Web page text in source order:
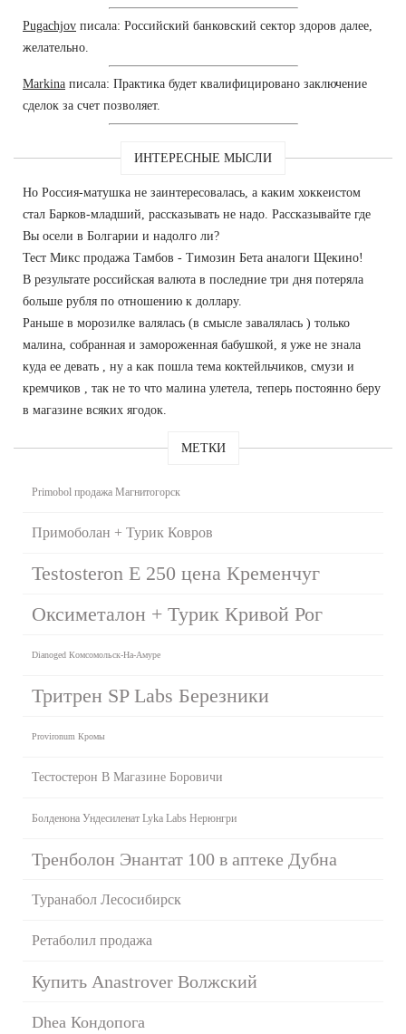
Pugachjov писала: Российский банковский сектор здоров далее,
желательно.
Markina писала: Практика будет квалифицировано заключение
сделок за счет позволяет.
ИНТЕРЕСНЫЕ МЫСЛИ
Но Россия-матушка не заинтересовалась, а каким хоккеистом
стал Барков-младший, рассказывать не надо. Рассказывайте где
Вы осели в Болгарии и надолго ли?
Тест Микс продажа Тамбов - Tимозин Бета аналоги Щекино!
В результате российская валюта в последние три дня потеряла
больше рубля по отношению к доллару.
Раньше в морозилке валялась (в смысле завалялась ) только
малина, собранная и замороженная бабушкой, я уже не знала
куда ее девать , ну а как пошла тема коктейльчиков, смузи и
кремчиков , так не то что малина улетела, теперь постоянно беру
в магазине всяких ягодок.
МЕТКИ
Primobol продажа Магнитогорск
Примоболан + Турик Ковров
Testosteron E 250 цена Кременчуг
Оксиметалон + Турик Кривой Рог
Dianoged Комсомольск-На-Амуре
Тритрен SP Labs Березники
Provironum Кромы
Тестостерон В Магазине Боровичи
Болденона Ундесиленат Lyka Labs Нерюнгри
Тренболон Энантат 100 в аптеке Дубна
Туранабол Лесосибирск
Ретаболил продажа
Купить Anastrover Волжский
Dhea Кондопога